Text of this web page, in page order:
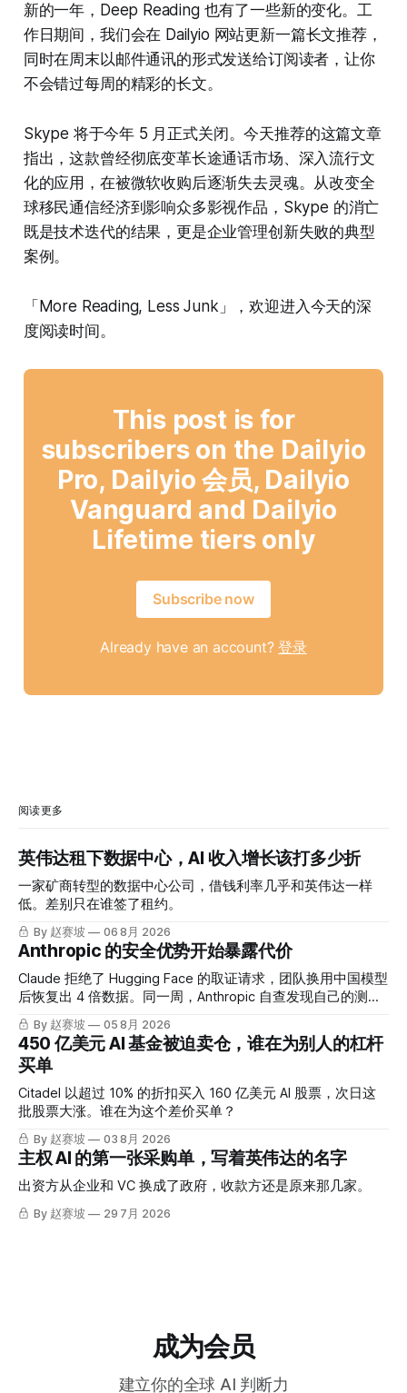
新的一年，Deep Reading 也有了一些新的变化。工
作日期间，我们会在 Dailyio 网站更新一篇长文推荐，
同时在周末以邮件通讯的形式发送给订阅读者，让你
不会错过每周的精彩的长文。
Skype 将于今年 5 月正式关闭。今天推荐的这篇文章
指出，这款曾经彻底变革长途通话市场、深入流行文
化的应用，在被微软收购后逐渐失去灵魂。从改变全
球移民通信经济到影响众多影视作品，Skype 的消亡
既是技术迭代的结果，更是企业管理创新失败的典型
案例。
「More Reading, Less Junk」，欢迎进入今天的深
度阅读时间。
This post is for
subscribers on the Dailyio
Pro, Dailyio 会员, Dailyio
Vanguard and Dailyio
Lifetime tiers only
Subscribe now
Already have an account?登录
阅读更多
英伟达租下数据中心，AI 收入增长该打多少折
一家矿商转型的数据中心公司，借钱利率几乎和英伟达一样
低。差别只在谁签了租约。
By 赵赛坡 06 8月 2026
Anthropic 的安全优势开始暴露代价
Claude 拒绝了 Hugging Face 的取证请求，团队换用中国模型
后恢复出 4 倍数据。同一周，Anthropic 自查发现自己的测试
也出了问题。
By 赵赛坡 05 8月 2026
450 亿美元 AI 基金被迫卖仓，谁在为别人的杠杆
买单
Citadel 以超过 10% 的折扣买入 160 亿美元 AI 股票，次日这
批股票大涨。谁在为这个差价买单？
By 赵赛坡 03 8月 2026
主权 AI 的第一张采购单，写着英伟达的名字
出资方从企业和 VC 换成了政府，收款方还是原来那几家。
By 赵赛坡 29 7月 2026
成为会员
建立你的全球 AI 判断力